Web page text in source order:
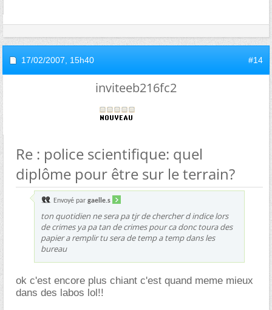
17/02/2007, 15h40 #14
inviteeb216fc2
Re : police scientifique: quel
diplôme pour être sur le terrain?
Envoyé par gaelle.s
ton quotidien ne sera pa tjr de chercher d indice lors
de crimes ya pa tan de crimes pour ca donc toura des
papier a remplir tu sera de temp a temp dans les
bureau
ok c'est encore plus chiant c'est quand meme mieux
dans des labos lol!!